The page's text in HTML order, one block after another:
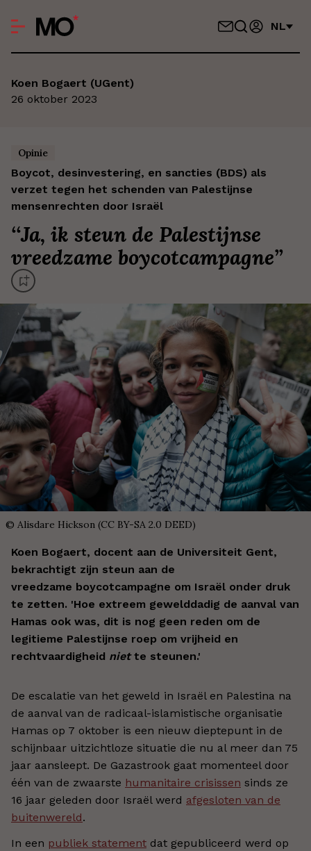
NL
Koen Bogaert (UGent)
26 oktober 2023
Opinie
Boycot, desinvestering, en sancties (BDS) als
verzet tegen het schenden van Palestijnse
mensenrechten door Israël
‘‘Ja, ik steun de Palestijnse
vreedzame boycotcampagne’’
© Alisdare Hickson (CC BY-SA 2.0 DEED)
Koen Bogaert, docent aan de Universiteit Gent,
bekrachtigt zijn steun aan de
vreedzame boycotcampagne om Israël onder druk
te zetten. 'Hoe extreem gewelddadig de aanval van
Hamas ook was, dit is nog geen reden om de
legitieme Palestijnse roep om vrijheid en
rechtvaardigheid niette steunen.'
De escalatie van het geweld in Israël en Palestina na
de aanval van de radicaal-islamistische organisatie
Hamas op 7 oktober is een nieuw dieptepunt in de
schijnbaar uitzichtloze situatie die nu al meer dan 75
jaar aansleept. De Gazastrook gaat momenteel door
één van de zwaarste humanitaire crisissen sinds ze
16 jaar geleden door Israël werd afgesloten van de
buitenwereld.
In een publiek statement dat gepubliceerd werd op